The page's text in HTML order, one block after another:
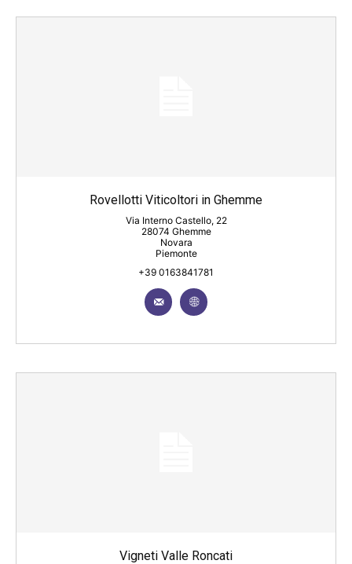
Rovellotti Viticoltori in Ghemme
Via Interno Castello, 22
28074 Ghemme
Novara
Piemonte
+39 0163841781
Vigneti Valle Roncati